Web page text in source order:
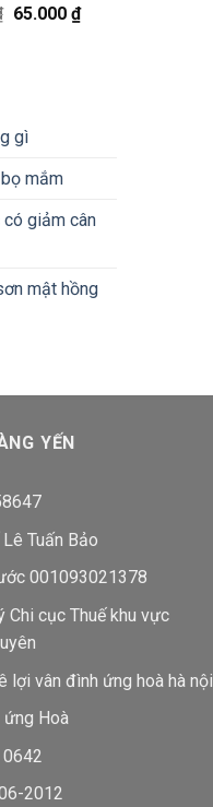
Giá
65.000 ₫Giá
gì
mắm
giảm cân
mật hồng
YẾN
Tuấn Bảo
001093021378
Chi cục Thuế khu vực
lợi vân đình ứng hoà hà nội
ứng Hoà
2012